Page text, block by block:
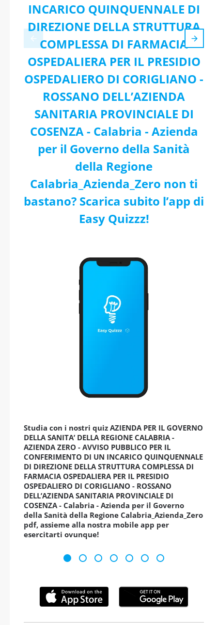
INCARICO QUINQUENNALE DI
DIREZIONE DELLA STRUTTURA
COMPLESSA DI FARMACIA
OSPEDALIERA PER IL PRESIDIO
OSPEDALIERO DI CORIGLIANO -
ROSSANO DELL’AZIENDA
SANITARIA PROVINCIALE DI
COSENZA - Calabria - Azienda
per il Governo della Sanità
della Regione
Calabria_Azienda_Zero non ti
bastano? Scarica subito l’app di
Easy Quizzz!
Studia con i nostri quiz AZIENDA PER IL GOVERNO
DELLA SANITA’ DELLA REGIONE CALABRIA -
AZIENDA ZERO - AVVISO PUBBLICO PER IL
CONFERIMENTO DI UN INCARICO QUINQUENNALE
DI DIREZIONE DELLA STRUTTURA COMPLESSA DI
FARMACIA OSPEDALIERA PER IL PRESIDIO
OSPEDALIERO DI CORIGLIANO - ROSSANO
DELL’AZIENDA SANITARIA PROVINCIALE DI
COSENZA - Calabria - Azienda per il Governo
della Sanità della Regione Calabria_Azienda_Zero
pdf, assieme alla nostra mobile app per
esercitarti ovunque!